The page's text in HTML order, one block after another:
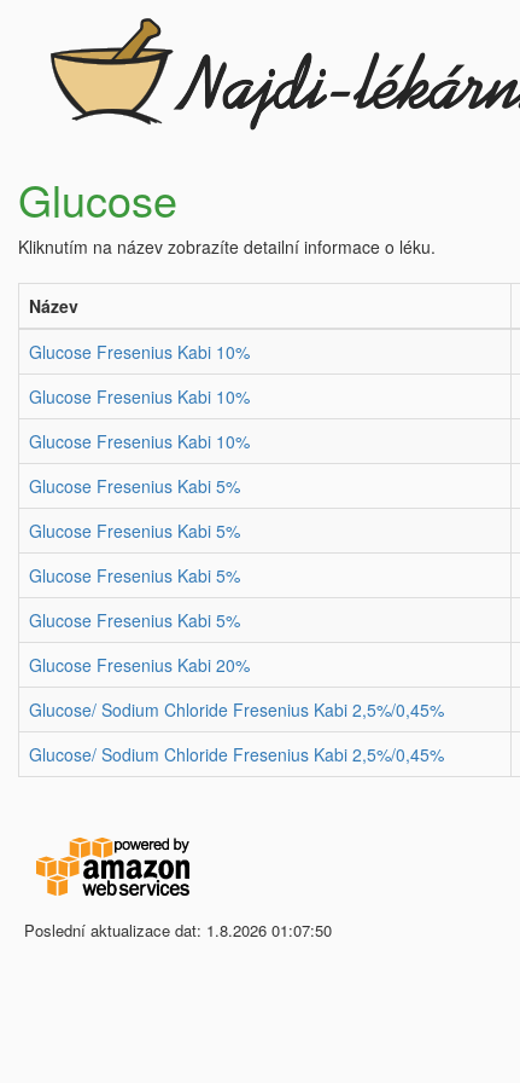
Glucose
Kliknutím na název zobrazíte detailní informace o léku.
Název
Glucose Fresenius Kabi 10%
Glucose Fresenius Kabi 10%
Glucose Fresenius Kabi 10%
Glucose Fresenius Kabi 5%
Glucose Fresenius Kabi 5%
Glucose Fresenius Kabi 5%
Glucose Fresenius Kabi 5%
Glucose Fresenius Kabi 20%
Glucose/ Sodium Chloride Fresenius Kabi 2,5%/0,45%
Glucose/ Sodium Chloride Fresenius Kabi 2,5%/0,45%
Poslední aktualizace dat: 1.8.2026 01:07:50